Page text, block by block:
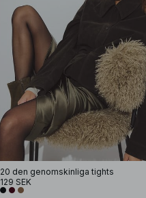
20 den genomskinliga tights
129 SEK